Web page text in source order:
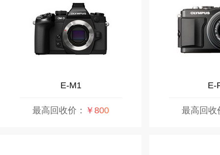
E-M1
最高回收价： ￥800
E-
最高回收